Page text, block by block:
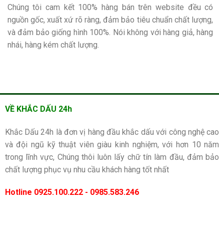
Chúng tôi cam kết 100% hàng bán trên website đều có
nguồn gốc, xuất xứ rõ ràng, đảm bảo tiêu chuẩn chất lượng,
và đảm bảo giống hình 100%. Nói không với hàng giả, hàng
nhái, hàng kém chất lượng.
VỀ KHẮC DẤU 24h
Khắc Dấu 24h là đơn vị hàng đầu khắc dấu với công nghệ cao
và đội ngũ kỹ thuật viên giàu kinh nghiệm, với hơn 10 năm
trong lĩnh vực, Chúng thôi luôn lấy chữ tín làm đầu, đảm bảo
chất lượng phục vụ nhu cầu khách hàng tốt nhất
Hotline 0925.100.222 - 0985.583.246